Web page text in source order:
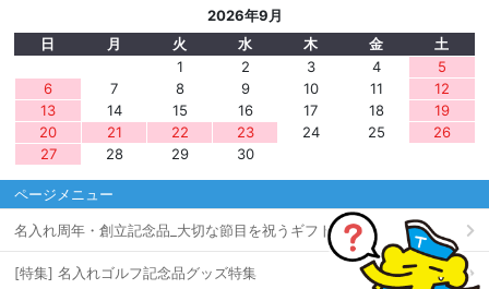
2026年9月
日
月 火 水 木 金
土
1
2 3 4
5
6
7 8 9 10 11
12
13
14 15 16 17 18
19
20
21 22 23 24 25
26
27
28 29 30
ページメニュー
名入れ周年・創立記念品_大切な節目を祝うギフト[特集]
[特集] 名入れゴルフ記念品グッズ特集